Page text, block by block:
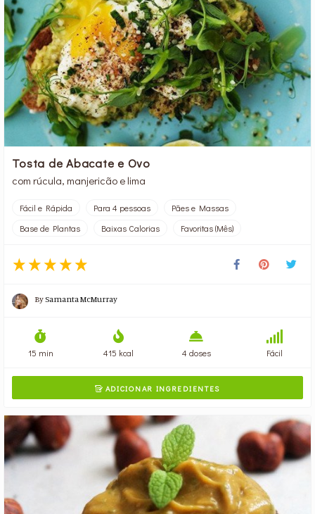
Tosta de Abacate e Ovo
com rúcula, manjericão e lima
Fácil e Rápida Para 4 pessoas
Pães e Massas
Base de Plantas
Baixas Calorias Favoritas (Mês)
BySamanta McMurray
15 min 415 kcal 4 doses Fácil
ADICIONAR INGREDIENTES